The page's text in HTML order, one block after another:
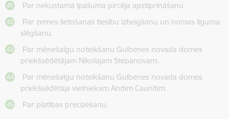
Par nekustamā īpašuma pircēja apstiprināšanu
Par zemes lietošanas tiesību izbeigšanu un nomas līguma
slēgšanu.
Par mēnešalgu noteikšanu Gulbenes novada domes
priekšsēdētājam Nikolajam Stepanovam.
Par mēnešalgu noteikšanu Gulbenes novada domes
priekšsēdētāja vietniekam Andim Caunītim.
Par platības precizēšanu.